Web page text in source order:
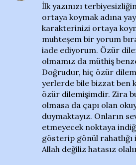
İlk yazınızı
ortaya koymak adına
karakterinizi ortaya
muhteşem bir yorum
iade ediyorum. Özür
olmamız da müthiş
Doğrudur, hiç özür
yerlerde bile bizzat ben
özür dilemişimdir. Zira
olmasa da çapı olan
duymaktayız. Onların
etmeyecek noktaya
gösterip gönül
Allah değiliz hatasız